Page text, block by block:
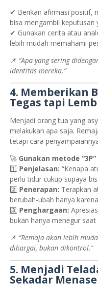
✔ Berikan afirmasi positif,
bisa mengambil keputusan
✔ Gunakan cerita atau
lebih mudah memahami
📌 “Apa yang sering
identitas mereka.”
4. Memberikan
Tegas tapi
Menjadi orang tua yang
melakukan apa saja.
tetapi cara
🚀 Gunakan metode
1️⃣ Penjelasan: “Kenapa
perlu tidur cukup supaya
2️⃣ Penerapan: Terapkan
berubah-ubah hanya
3️⃣ Penghargaan:
bukan hanya menegur saat
📌 “Remaja akan lebih
dihargai, bukan dikontrol.”
5. Menjadi
Sekadar